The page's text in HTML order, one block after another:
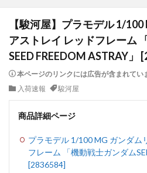
【駿河屋】プラモデル 1/
アストレイ レッドフレーム
SEED FREEDOM ASTRAY」
本ページのリンクには広告が含まれてい
入荷速報
駿河屋
商品詳細ページ
プラモデル 1/100 MG ガンダム
フレーム 「機動戦士ガンダム
[2836584]